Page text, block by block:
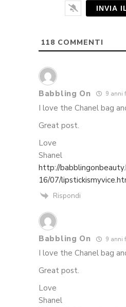
118 COMMENTI
Babbling On 9 anni
I love the Chanel bag
Great post.
Love
Shanel
http://
16/07/
Rispondi
Babbling On 9 anni
I love the Chanel bag
Great post.
Love
Shanel